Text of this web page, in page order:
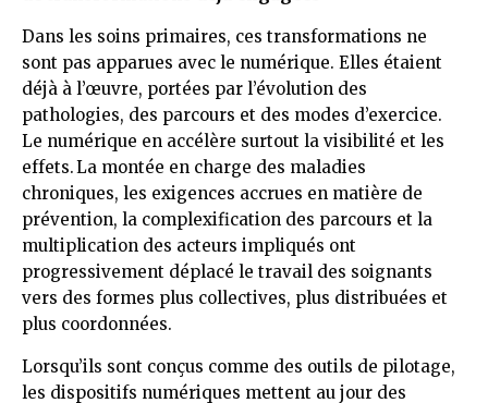
Dans les soins primaires, ces transformations ne
sont pas apparues avec le numérique. Elles étaient
déjà à l’œuvre, portées par l’évolution des
pathologies, des parcours et des modes d’exercice.
Le numérique en accélère surtout la visibilité et les
effets. La montée en charge des maladies
chroniques, les exigences accrues en matière de
prévention, la complexification des parcours et la
multiplication des acteurs impliqués ont
progressivement déplacé le travail des soignants
vers des formes plus collectives, plus distribuées et
plus coordonnées.
Lorsqu’ils sont conçus comme des outils de pilotage,
les dispositifs numériques mettent au jour des